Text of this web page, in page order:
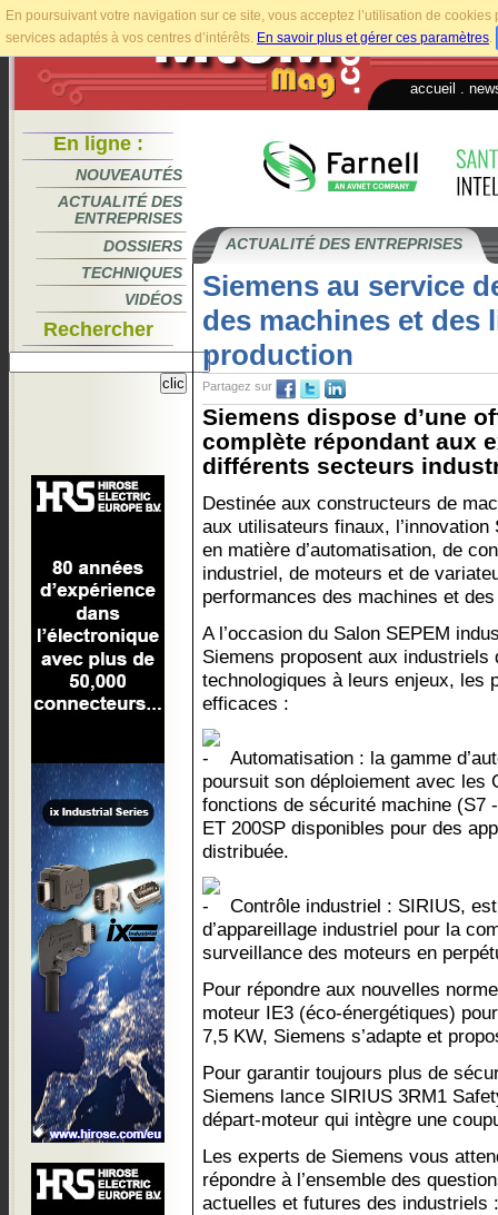
En poursuivant votre navigation sur ce site, vous acceptez l’utilisation de
services adaptés à vos centres d’intérêts. En savoir plus et gérer ces paramètres.
accueil
En ligne :
NOUVEAUTÉS
ACTUALITÉ DES
ENTREPRISES
DOSSIERS
TECHNIQUES
VIDÉOS
Rechercher
ACTUALITÉ DES ENTREPRISES
Siemens au service
des machines et des
production
Partagez sur
Siemens dispose d’une
complète répondant aux
différents secteurs
Destinée aux constructeurs de
aux utilisateurs finaux, l’innovation
en matière d’automatisation, de
industriel, de moteurs et de
performances des machines et
A l’occasion du Salon SEPEM
Siemens proposent aux
technologiques à leurs enjeux, les
efficaces :
Automatisation : la gamme
poursuit son déploiement avec les
fonctions de sécurité machine (S7
ET 200SP disponibles pour des
distribuée.
Contrôle industriel : SIRIUS,
d’appareillage industriel pour la
surveillance des moteurs en
Pour répondre aux nouvelles
moteur IE3 (éco-énergétiques)
7,5 KW, Siemens s’adapte et
Pour garantir toujours plus de
Siemens lance SIRIUS 3RM1
départ-moteur qui intègre une
Les experts de Siemens vous
répondre à l’ensemble des
actuelles et futures des industriels :